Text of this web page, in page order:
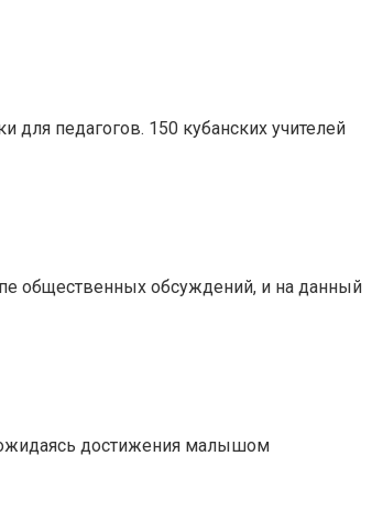
для педагогов. 150 кубанских учителей
общественных обсуждений, и на данный
достижения малышом